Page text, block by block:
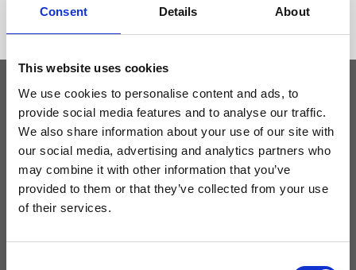
Consent Details About
This website uses cookies
We use cookies to personalise content and ads, to
provide social media features and to analyse our traffic.
We also share information about your use of our site with
our social media, advertising and analytics partners who
may combine it with other information that you’ve
provided to them or that they’ve collected from your use
of their services.
Tieniti aggiornato
Non perdere le novità di Ripani, iscriviti alla newsletter!